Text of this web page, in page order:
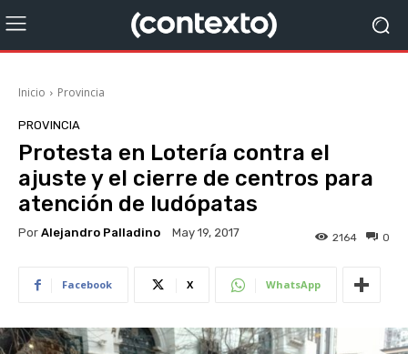
Inicio Provincia
PROVINCIA
Protesta en Lotería contra el
ajuste y el cierre de centros para
atención de ludópatas
Por Alejandro Palladino May 19, 2017 0
2164
Facebook X WhatsApp